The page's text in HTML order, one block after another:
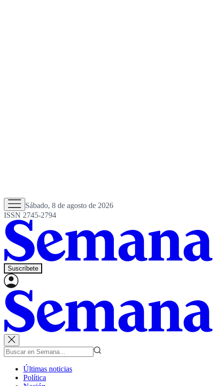
Sábado, 8 de agosto de 2026
ISSN 2745-2794
Suscríbete
Últimas noticias
Política